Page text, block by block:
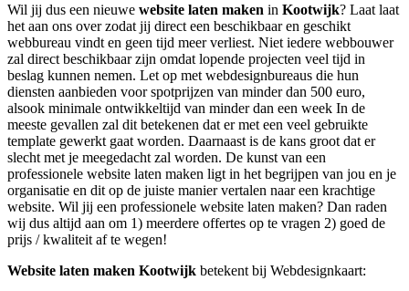
Wil jij dus een nieuwe website laten maken in Kootwijk? Laat laat
het aan ons over zodat jij direct een beschikbaar en geschikt
webbureau vindt en geen tijd meer verliest. Niet iedere webbouwer
zal direct beschikbaar zijn omdat lopende projecten veel tijd in
beslag kunnen nemen. Let op met webdesignbureaus die hun
diensten aanbieden voor spotprijzen van minder dan 500 euro,
alsook minimale ontwikkeltijd van minder dan een week In de
meeste gevallen zal dit betekenen dat er met een veel gebruikte
template gewerkt gaat worden. Daarnaast is de kans groot dat er
slecht met je meegedacht zal worden. De kunst van een
professionele website laten maken ligt in het begrijpen van jou en je
organisatie en dit op de juiste manier vertalen naar een krachtige
website. Wil jij een professionele website laten maken? Dan raden
wij dus altijd aan om 1) meerdere offertes op te vragen 2) goed de
prijs / kwaliteit af te wegen!
Website laten maken Kootwijk betekent bij Webdesignkaart: